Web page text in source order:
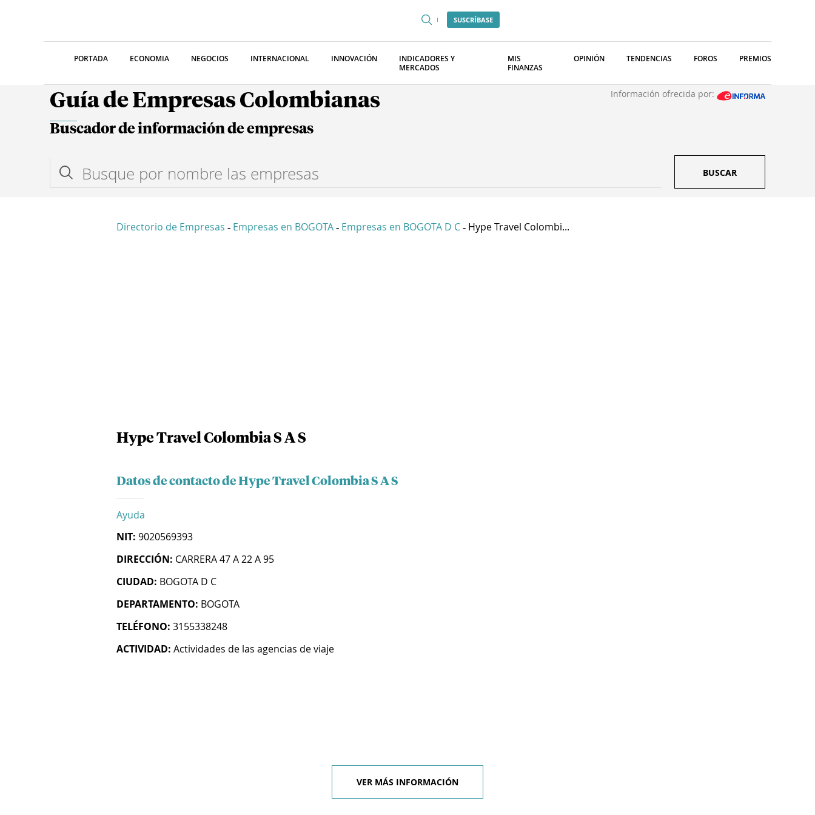
SUSCRÍBASE
PORTADA ECONOMIA NEGOCIOS INTERNACIONAL INNOVACIÓN
INDICADORES Y
MERCADOS
MIS
FINANZAS
OPINIÓN TENDENCIAS FOROS PREMIOS
Guía de Empresas Colombianas Información ofrecida por:
Buscador de información de empresas
BUSCAR
Directorio de Empresas - Empresas en BOGOTA - Empresas en BOGOTA D C - Hype Travel Colombi...
Hype Travel Colombia S A S
Datos de contacto de Hype Travel Colombia S A S
Ayuda
NIT: 9020569393
DIRECCIÓN: CARRERA 47 A 22 A 95
CIUDAD: BOGOTA D C
DEPARTAMENTO: BOGOTA
TELÉFONO: 3155338248
ACTIVIDAD: Actividades de las agencias de viaje
VER MÁS INFORMACIÓN